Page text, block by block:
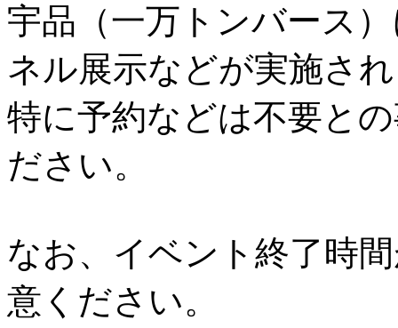
宇品（一万トンバース
ネル展示などが実施さ
特に予約などは不要と
ださい。
なお、イベント終了時
意ください。